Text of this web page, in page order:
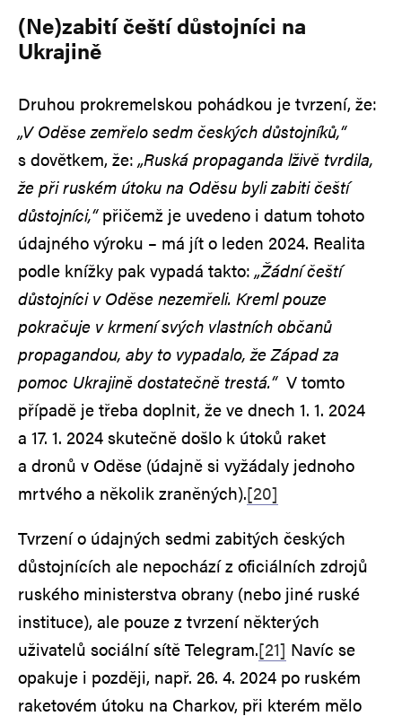
(Ne)zabití čeští důstojníci na
Ukrajině
Druhou prokremelskou pohádkou je tvrzení, že:
„V Oděse zemřelo sedm českých důstojníků,“
s dovětkem, že:„Ruská propaganda lživě tvrdila,
že při ruském útoku na Oděsu byli zabiti čeští
důstojníci,“přičemž je uvedeno i datum tohoto
údajného výroku – má jít o leden 2024. Realita
podle knížky pak vypadá takto:„Žádní čeští
důstojníci v Oděse nezemřeli. Kreml pouze
pokračuje v krmení svých vlastních občanů
propagandou, aby to vypadalo, že Západ za
pomoc Ukrajině dostatečně trestá.“V tomto
případě je třeba doplnit, že ve dnech 1. 1. 2024
a 17. 1. 2024 skutečně došlo k útoků raket
a dronů v Oděse (údajně si vyžádaly jednoho
mrtvého a několik zraněných).[20]
Tvrzení o údajných sedmi zabitých českých
důstojnících ale nepochází z oficiálních zdrojů
ruského ministerstva obrany (nebo jiné ruské
instituce), ale pouze z tvrzení některých
uživatelů sociální sítě Telegram.[21] Navíc se
opakuje i později, např. 26. 4. 2024 po ruském
raketovém útoku na Charkov, při kterém mělo